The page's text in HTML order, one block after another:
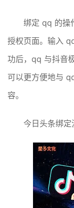
绑定 qq 的操
授权页面。输入
功后，qq 与抖音
可以更方便地与
容。
今日头条绑定